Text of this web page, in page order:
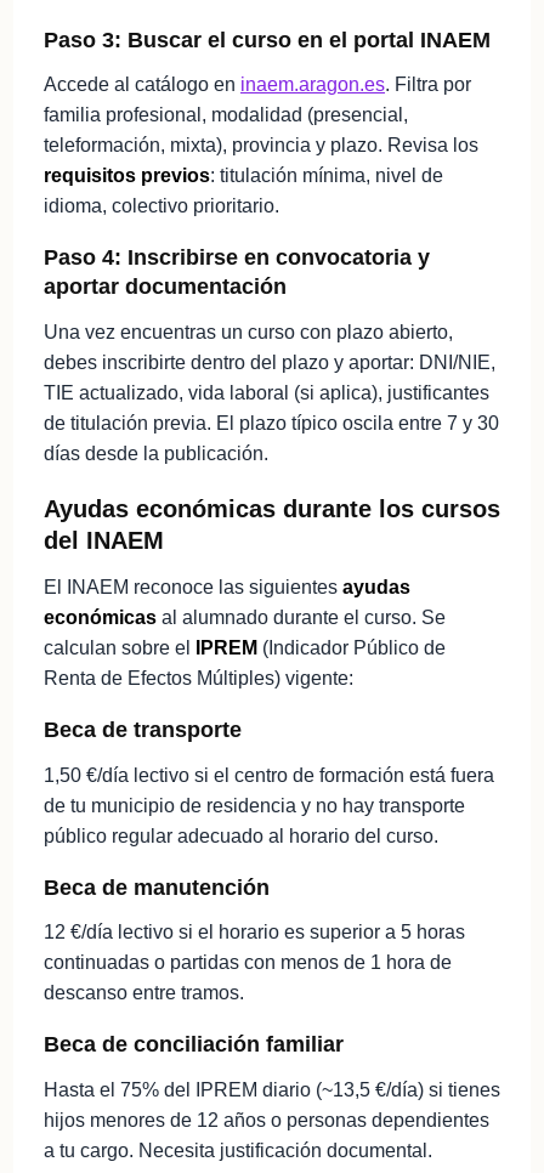
Paso 3: Buscar el curso en el portal INAEM
Accede al catálogo en inaem.aragon.es. Filtra por
familia profesional, modalidad (presencial,
teleformación, mixta), provincia y plazo. Revisa los
requisitos previos: titulación mínima, nivel de
idioma, colectivo prioritario.
Paso 4: Inscribirse en convocatoria y
aportar documentación
Una vez encuentras un curso con plazo abierto,
debes inscribirte dentro del plazo y aportar: DNI/NIE,
TIE actualizado, vida laboral (si aplica), justificantes
de titulación previa. El plazo típico oscila entre 7 y 30
días desde la publicación.
Ayudas económicas durante los cursos
del INAEM
El INAEM reconoce las siguientes ayudas
económicasal alumnado durante el curso. Se
calculan sobre el
IPREM (Indicador Público de
Renta de Efectos Múltiples) vigente:
Beca de transporte
1,50 €/día lectivo si el centro de formación está fuera
de tu municipio de residencia y no hay transporte
público regular adecuado al horario del curso.
Beca de manutención
12 €/día lectivo si el horario es superior a 5 horas
continuadas o partidas con menos de 1 hora de
descanso entre tramos.
Beca de conciliación familiar
Hasta el 75% del IPREM diario (~13,5 €/día) si tienes
hijos menores de 12 años o personas dependientes
a tu cargo. Necesita justificación documental.